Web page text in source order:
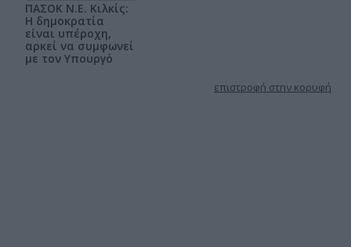
ΠΑΣΟΚ Ν.Ε. Κιλκίς:
Η δημοκρατία
είναι υπέροχη,
αρκεί να συμφωνεί
με τον Υπουργό
επιστροφή στην κορυφή